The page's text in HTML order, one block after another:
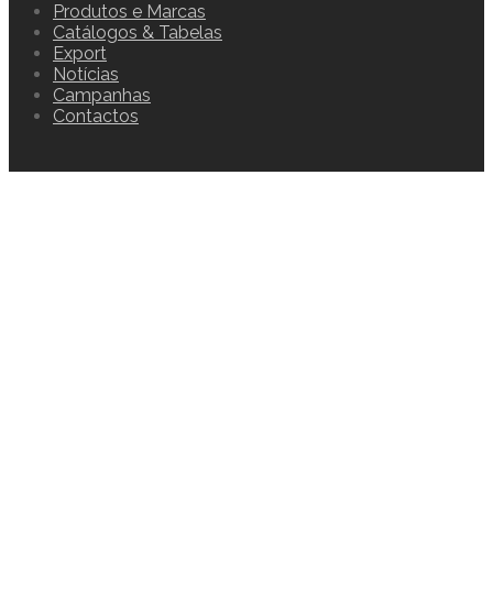
Produtos e Marcas
Catálogos & Tabelas
Export
Notícias
Campanhas
Contactos